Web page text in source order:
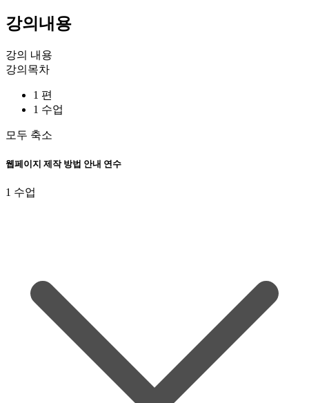
강의내용
강의 내용
강의목차
1 편
1 수업
모두 축소
웹페이지 제작 방법 안내 연수
1 수업